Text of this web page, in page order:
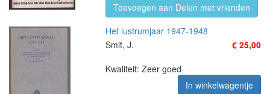
Toevoegen aan Delen met vrienden
Het lustrumjaar 1947-1948
Smit, J.
€ 25,00
Kwaliteit: Zeer goed
In winkelwagentje